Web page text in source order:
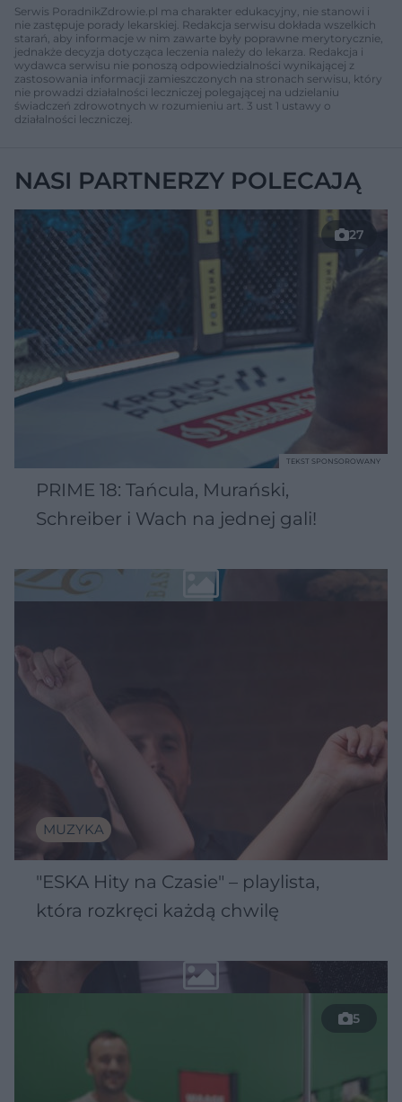
Serwis PoradnikZdrowie.pl ma charakter edukacyjny, nie stanowi i
nie zastępuje porady lekarskiej. Redakcja serwisu dokłada wszelkich
starań, aby informacje w nim zawarte były poprawne merytorycznie,
jednakże decyzja dotycząca leczenia należy do lekarza. Redakcja i
wydawca serwisu nie ponoszą odpowiedzialności wynikającej z
zastosowania informacji zamieszczonych na stronach serwisu, który
nie prowadzi działalności leczniczej polegającej na udzielaniu
świadczeń zdrowotnych w rozumieniu art. 3 ust 1 ustawy o
działalności leczniczej.
NASI PARTNERZY POLECAJĄ
27
PRIME 18: Tańcula, Murański,
Schreiber i Wach na jednej gali!
TEKST SPONSOROWANY
MUZYKA
"ESKA Hity na Czasie" – playlista,
która rozkręci każdą chwilę
5